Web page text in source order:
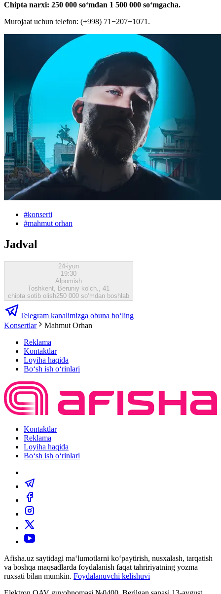
Chipta narxi: 250 000 soʻmdan 1 500 000 soʻmgacha.
Murojaat uchun telefon: (+998) 71−207−1071.
#konserti
#mahmut orhan
Jadval
24-iyun
19:30
Alpomish
Toshkent, Beruniy ko‘ch., 41
chipta sotib olish250 000 so‘mdan boshlab
Telegram kanalimizga obuna bo‘ling
Konsertlar
Mahmut Orhan
Reklama
Kontaktlar
Loyiha haqida
Bo‘sh ish o‘rinlari
Kontaktlar
Reklama
Loyiha haqida
Bo‘sh ish o‘rinlari
Afisha.uz saytidagi ma‘lumotlarni ko‘paytirish, nusxalash, tarqatish
va boshqa maqsadlarda foydalanish faqat tahririyatning yozma
ruxsati bilan mumkin. Foydalanuvchi kelishuvi